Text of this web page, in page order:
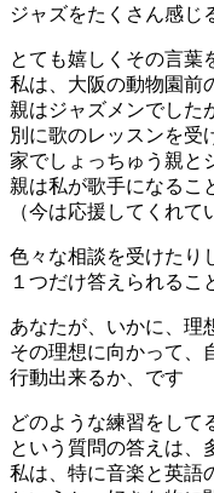
ジャズをたくさん感じ
とても嬉しくその言葉
私は、大阪の動物園前
親はジャズメンでした
別に歌のレッスンを受
家でしょっちゅう親と
親は私が歌手になるこ
（今は応援してくれて
色々な相談を受けたり
１つだけ答えられるこ
あなたが、いかに、理
その理想に向かって、
行動出来るか、です
どのような練習をして
という質問の答えは、
私は、特に音楽と英語